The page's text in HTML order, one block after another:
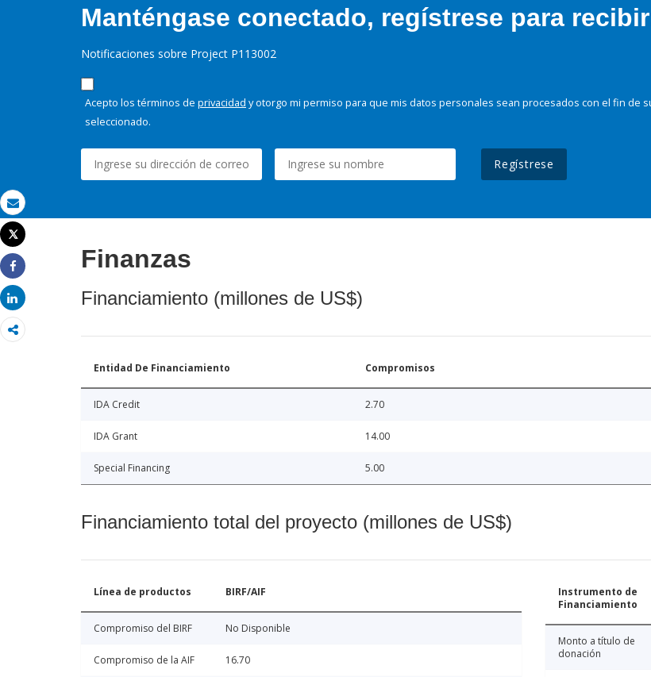
Correo electrónico
Imprimir
Tweet
Share
Share
Manténgase conectado, regístrese para
Notificaciones sobre Project P113002
Acepto los términos de privacidad y otorgo mi permiso para que mis datos personales sean procesados con el fin de
seleccionado.
Regístrese
Finanzas
Financiamiento (millones de US$)
Entidad De Financiamiento Compromisos
IDA Credit 2.70
IDA Grant 14.00
Special Financing 5.00
Financiamiento total del proyecto (millones de US$)
Línea de productos BIRF/AIF
Compromiso del BIRF No Disponible
Compromiso de la AIF 16.70
Instrumento de
Financiamiento
Monto a título de
donación